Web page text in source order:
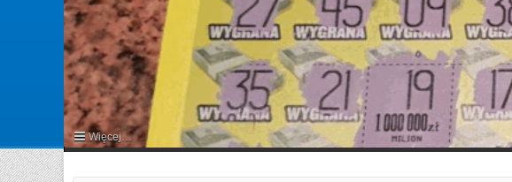
Więcej…